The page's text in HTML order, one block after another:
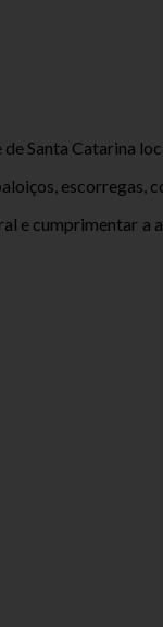
Santa Catarina
escorregas,
e cumprimentar a